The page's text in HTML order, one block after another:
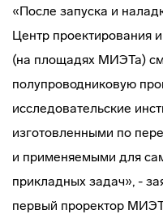
«После запуска и
Центр проектирования
(на площадях МИЭТа)
полупроводниковую
исследовательские
изготовленными по
и применяемыми для
прикладных задач», -
первый проректор